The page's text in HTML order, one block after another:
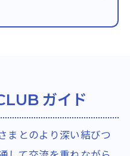
ガイド
まとのより深い結びつ